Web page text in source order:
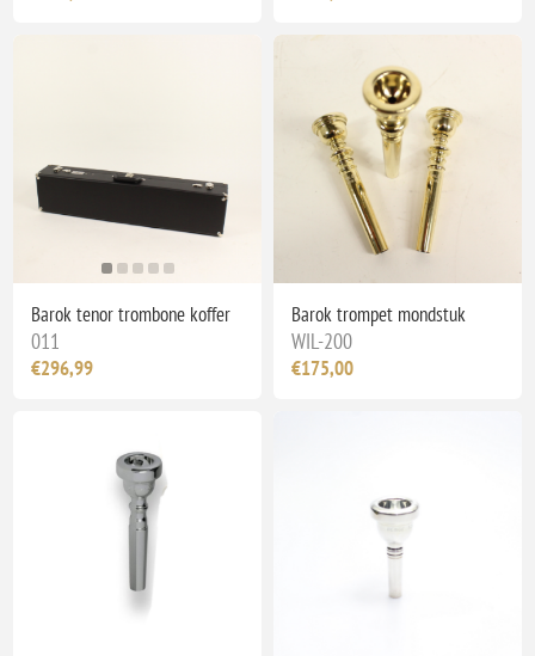
Barok tenor trombone koffer
011
€296,99
Barok trompet mondstuk
WIL-200
€175,00